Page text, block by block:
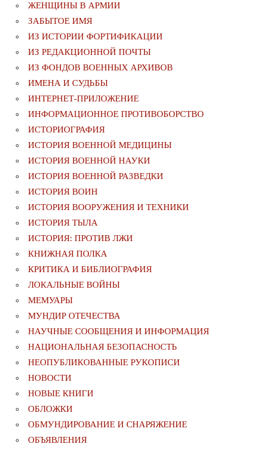
ЖЕНЩИНЫ В АРМИИ
ЗАБЫТОЕ ИМЯ
ИЗ ИСТОРИИ ФОРТИФИКАЦИИ
ИЗ РЕДАКЦИОННОЙ ПОЧТЫ
ИЗ ФОНДОВ ВОЕННЫХ АРХИВОВ
ИМЕНА И СУДЬБЫ
ИНТЕРНЕТ-ПРИЛОЖЕНИЕ
ИНФОРМАЦИОННОЕ ПРОТИВОБОРСТВО
ИСТОРИОГРАФИЯ
ИСТОРИЯ ВОЕННОЙ МЕДИЦИНЫ
ИСТОРИЯ ВОЕННОЙ НАУКИ
ИСТОРИЯ ВОЕННОЙ РАЗВЕДКИ
ИСТОРИЯ ВОИН
ИСТОРИЯ ВООРУЖЕНИЯ И ТЕХНИКИ
ИСТОРИЯ ТЫЛА
ИСТОРИЯ: ПРОТИВ ЛЖИ
КНИЖНАЯ ПОЛКА
КРИТИКА И БИБЛИОГРАФИЯ
ЛОКАЛЬНЫЕ ВОЙНЫ
МЕМУАРЫ
МУНДИР ОТЕЧЕСТВА
НАУЧНЫЕ СООБЩЕНИЯ И ИНФОРМАЦИЯ
НАЦИОНАЛЬНАЯ БЕЗОПАСНОСТЬ
НЕОПУБЛИКОВАННЫЕ РУКОПИСИ
НОВОСТИ
НОВЫЕ КНИГИ
ОБЛОЖКИ
ОБМУНДИРОВАНИЕ И СНАРЯЖЕНИЕ
ОБЪЯВЛЕНИЯ